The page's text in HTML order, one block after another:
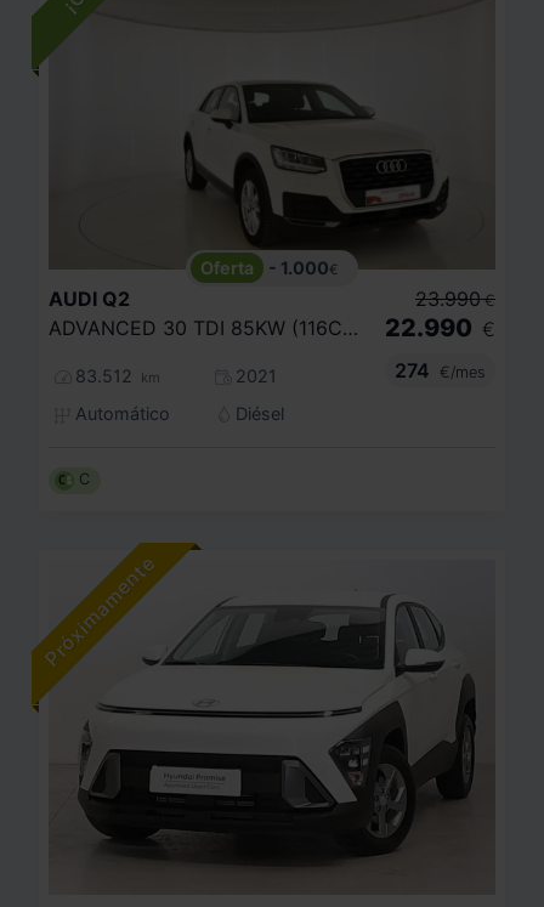
- 1.000€
AUDI Q2
ADVANCED 30 TDI 85KW (116CV) S TRONIC
83.512 km
2021
Automático
Diésel
23.990 €
22.990 €
274
€/mes
C